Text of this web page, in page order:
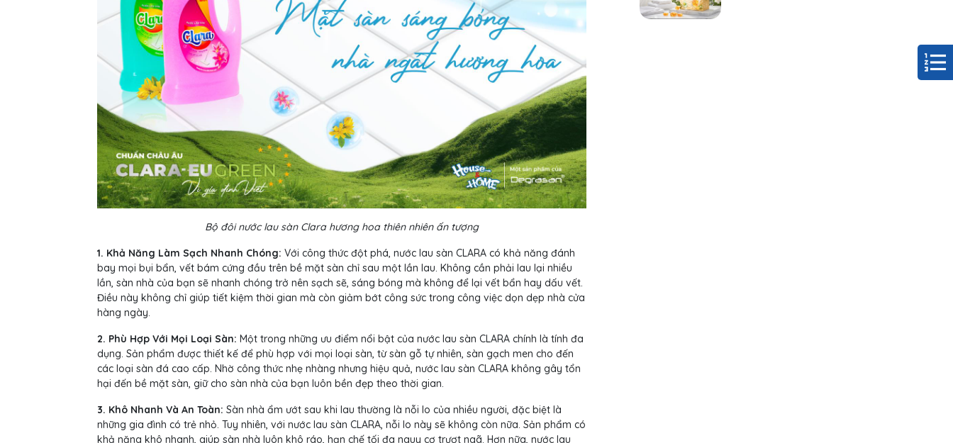
Bộ đôi nước lau sàn Clara hương hoa thiên nhiên ấn tượng
1. Khả Năng Làm Sạch Nhanh Chóng: Với công thức đột phá, nước lau sàn CLARA có khả năng đánh
bay mọi bụi bẩn, vết bám cứng đầu trên bề mặt sàn chỉ sau một lần lau. Không cần phải lau lại nhiều
lần, sàn nhà của bạn sẽ nhanh chóng trở nên sạch sẽ, sáng bóng mà không để lại vết bẩn hay dấu vết.
Điều này không chỉ giúp tiết kiệm thời gian mà còn giảm bớt công sức trong công việc dọn dẹp nhà cửa
hàng ngày.
2. Phù Hợp Với Mọi Loại Sàn: Một trong những ưu điểm nổi bật của nước lau sàn CLARA chính là tính đa
dụng. Sản phẩm được thiết kế để phù hợp với mọi loại sàn, từ sàn gỗ tự nhiên, sàn gạch men cho đến
các loại sàn đá cao cấp. Nhờ công thức nhẹ nhàng nhưng hiệu quả, nước lau sàn CLARA không gây tổn
hại đến bề mặt sàn, giữ cho sàn nhà của bạn luôn bền đẹp theo thời gian.
3. Khô Nhanh Và An Toàn: Sàn nhà ẩm ướt sau khi lau thường là nỗi lo của nhiều người, đặc biệt là
những gia đình có trẻ nhỏ. Tuy nhiên, với nước lau sàn CLARA, nỗi lo này sẽ không còn nữa. Sản phẩm có
khả năng khô nhanh, giúp sàn nhà luôn khô ráo, hạn chế tối đa nguy cơ trượt ngã. Hơn nữa, nước lau